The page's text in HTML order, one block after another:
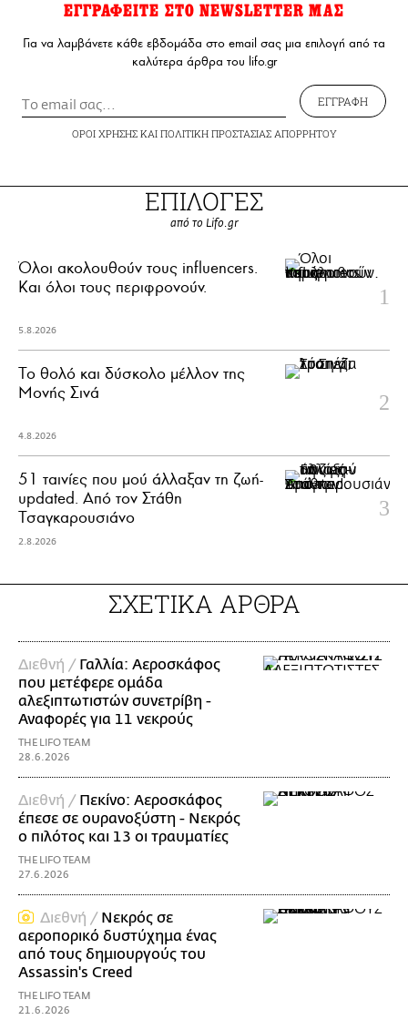
ΕΓΓΡΑΦΕΙΤΕ ΣΤΟ NEWSLETTER ΜΑΣ
Για να λαμβάνετε κάθε εβδομάδα στο email σας μια επιλογή από τα
καλύτερα άρθρα του lifo.gr
ΕΓΓΡΑΦΗ
ΟΡΟΙ ΧΡΗΣΗΣΚΑΙ ΠΟΛΙΤΙΚΗ ΠΡΟΣΤΑΣΙΑΣ ΑΠΟΡΡΗΤΟΥ
ΕΠΙΛΟΓΕΣ
από το Lifo.gr
Όλοι ακολουθούν τους influencers.
Και όλοι τους περιφρονούν.
5.8.2026
Το θολό και δύσκολο μέλλον της
Μονής Σινά
4.8.2026
51 ταινίες που μού άλλαξαν τη ζωή-
updated. Aπό τον Στάθη
Τσαγκαρουσιάνο
2.8.2026
ΣΧΕΤΙΚΑ ΑΡΘΡΑ
Διεθνή / Γαλλία: Αεροσκάφος
που μετέφερε ομάδα
αλεξιπτωτιστών συνετρίβη -
Αναφορές για 11 νεκρούς
THE LIFO TEAM
28.6.2026
Διεθνή / Πεκίνο: Αεροσκάφος
έπεσε σε ουρανοξύστη - Νεκρός
ο πιλότος και 13 οι τραυματίες
THE LIFO TEAM
27.6.2026
Διεθνή / Νεκρός σε
αεροπορικό δυστύχημα ένας
από τους δημιουργούς του
Assassin's Creed
THE LIFO TEAM
21.6.2026